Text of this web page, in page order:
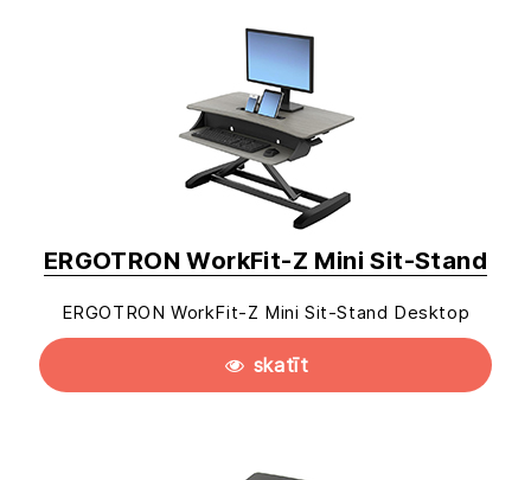
ERGOTRON WorkFit-Z Mini Sit-Stand
ERGOTRON WorkFit-Z Mini Sit-Stand Desktop
skatīt